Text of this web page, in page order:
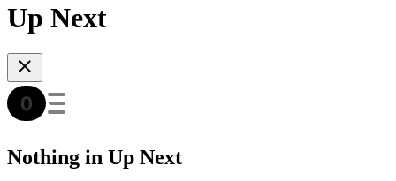
Up Next
Nothing in Up Next